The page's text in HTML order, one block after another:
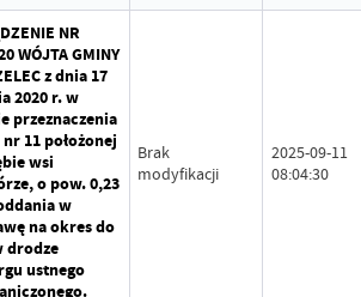
NR
WÓJTA GMINY
z dnia 17
2020 r. w
przeznaczenia
11 położonej
wsi
o pow. 0,23
w
na okres do
drodze
ustnego
Brak
modyfikacji
2025-09-11
08:04:30